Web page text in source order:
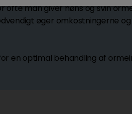
man giver høns og svin
øger omkostningerne
en optimal behandling af